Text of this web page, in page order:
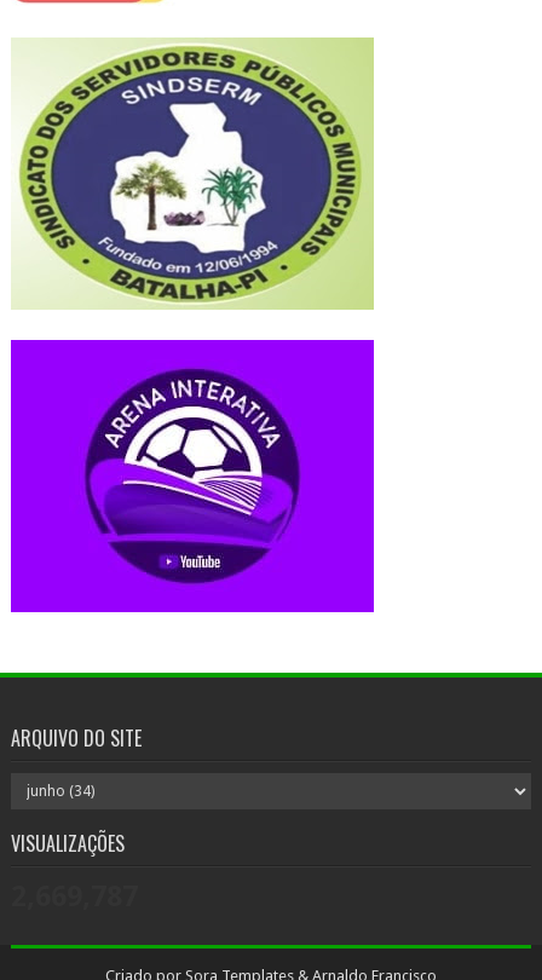
ARQUIVO DO SITE
VISUALIZAÇÕES
Criado por Sora Templates& Arnaldo Francisco